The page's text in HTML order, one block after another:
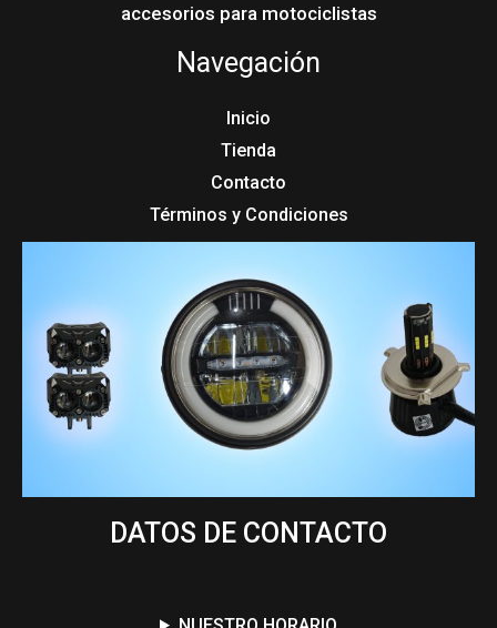
accesorios para motociclistas
Navegación
Inicio
Tienda
Contacto
Términos y Condiciones
DATOS DE CONTACTO